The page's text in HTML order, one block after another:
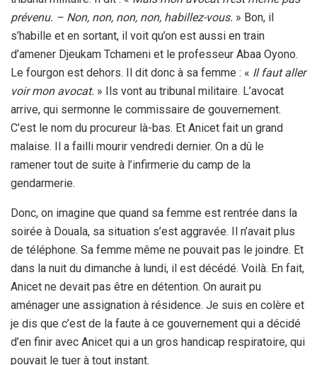
prévenu. – Non, non, non, non, habillez-vous. » Bon, il
s’habille et en sortant, il voit qu’on est aussi en train
d’amener Djeukam Tchameni et le professeur Abaa Oyono.
Le fourgon est dehors. Il dit donc à sa femme : « Il faut aller
voir mon avocat. » Ils vont au tribunal militaire. L’avocat
arrive, qui sermonne le commissaire de gouvernement.
C’est le nom du procureur là-bas. Et Anicet fait un grand
malaise. Il a failli mourir vendredi dernier. On a dû le
ramener tout de suite à l’infirmerie du camp de la
gendarmerie.
Donc, on imagine que quand sa femme est rentrée dans la
soirée à Douala, sa situation s’est aggravée. Il n’avait plus
de téléphone. Sa femme même ne pouvait pas le joindre. Et
dans la nuit du dimanche à lundi, il est décédé. Voilà. En fait,
Anicet ne devait pas être en détention. On aurait pu
aménager une assignation à résidence. Je suis en colère et
je dis que c’est de la faute à ce gouvernement qui a décidé
d’en finir avec Anicet qui a un gros handicap respiratoire, qui
pouvait le tuer à tout instant.